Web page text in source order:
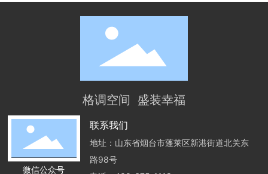
格调空间 盛装幸福
微信公众号
联系我们
地址：山东省烟台市蓬莱区新港街道北关东
路98号